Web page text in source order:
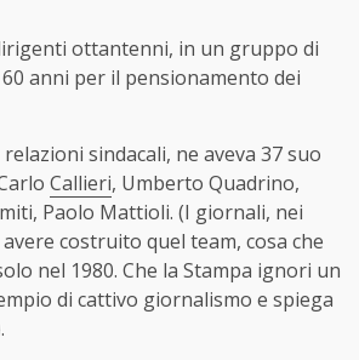
ottantenni, in un gruppo di
anni per il pensionamento dei
sindacali, ne aveva 37 suo
Callieri, Umberto Quadrino,
Paolo Mattioli. (I giornali, nei
costruito quel team, cosa che
nel 1980. Che la Stampa ignori un
di cattivo giornalismo e spiega